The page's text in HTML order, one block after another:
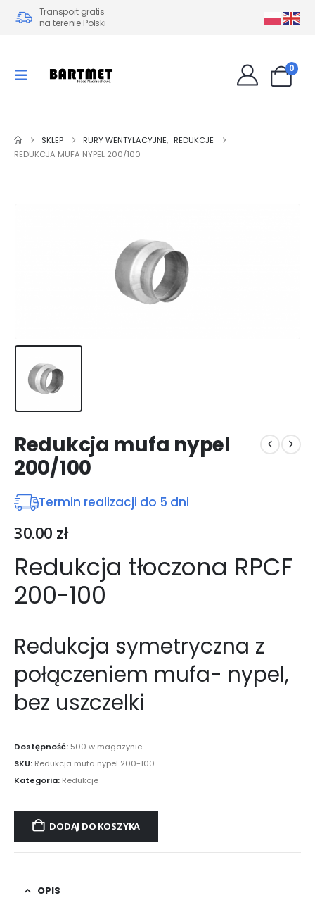
Transport gratis
na terenie Polski
0
SKLEP RURY WENTYLACYJNE, REDUKCJE
REDUKCJA MUFA NYPEL 200/100
Redukcja mufa nypel
200/100
Termin realizacji do 5 dni
30.00 zł
Redukcja tłoczona RPCF
200-100
Redukcja symetryczna z
połączeniem mufa- nypel,
bez uszczelki
Dostępność: 500 w magazynie
SKU: Redukcja mufa nypel 200-100
Kategoria: Redukcje
DODAJ DO KOSZYKA
OPIS